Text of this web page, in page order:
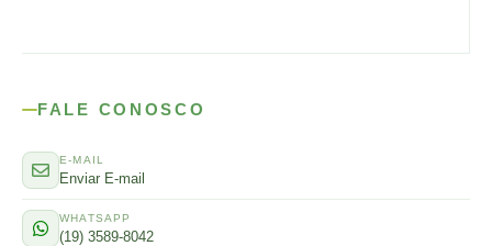
FALE CONOSCO
E-MAIL
Enviar E-mail
WHATSAPP
(19) 3589-8042